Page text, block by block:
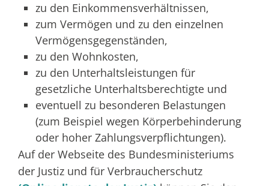
zu den Einkommensverhältnissen,
zum Vermögen und zu den einzelnen
Vermögensgegenständen,
zu den Wohnkosten,
zu den Unterhaltsleistungen für
gesetzliche Unterhaltsberechtigte und
eventuell zu besonderen Belastungen
(zum Beispiel wegen Körperbehinderung
oder hoher Zahlungsverpflichtungen).
Auf der Webseite des Bundesministeriums
der Justiz und für Verbraucherschutz